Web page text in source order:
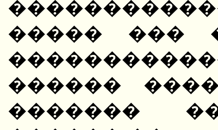
����� ���
������
�������